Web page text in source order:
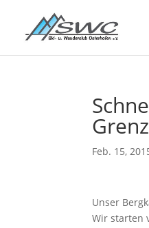
Feb. 15,
Unser
Wir starten